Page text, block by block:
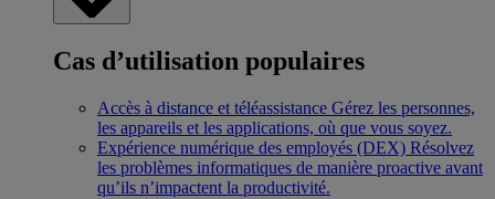
Cas d’utilisation populaires
Accès à distance et téléassistance Gérez les personnes,
les appareils et les applications, où que vous soyez.
Expérience numérique des employés (DEX) Résolvez
les problèmes informatiques de manière proactive avant
qu’ils n’impactent la productivité.